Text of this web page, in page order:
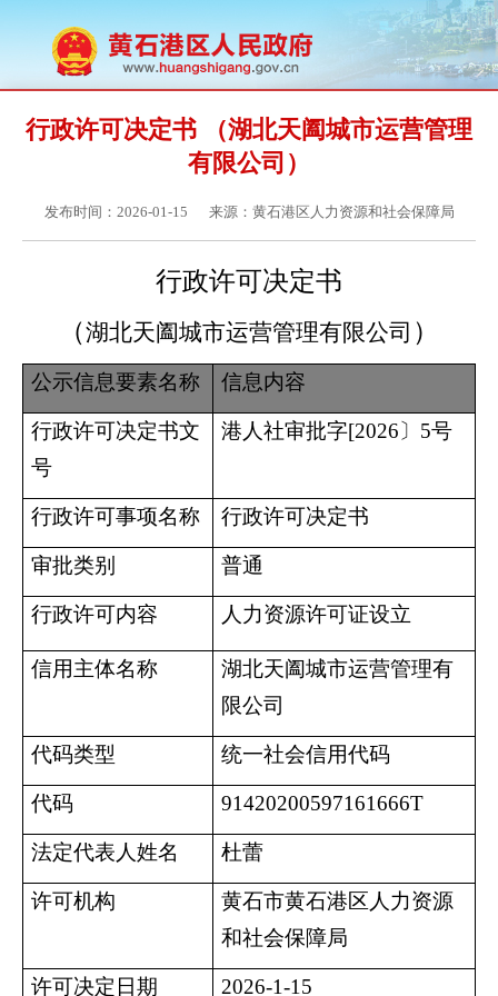
行政许可决定书 （湖北天阖城市运营管理
有限公司）
发布时间：2026-01-15 来源：黄石港区人力资源和社会保障局
行政许可决定书
（湖北天阖城市运营管理有限公司 ）
公示信息要素名称 信息内容
行政许可决定书文
号
港人社审批字[2026〕5号
行政许可事项名称 行政许可决定书
审批类别 普通
行政许可内容 人力资源许可证设立
信用主体名称
湖北天阖城市运营管理有
限公司
代码类型 统一社会信用代码
代码 91420200597161666T
法定代表人姓名 杜蕾
许可机构
黄石市黄石港区人力资源
和社会保障局
许可决定日期 2026-1-15